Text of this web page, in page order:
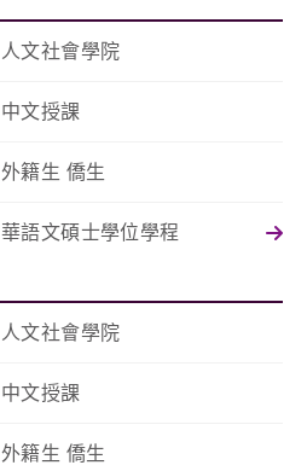
人文社會學院
中文授課
外籍生 僑生
華語文碩士學位學程
人文社會學院
中文授課
外籍生 僑生